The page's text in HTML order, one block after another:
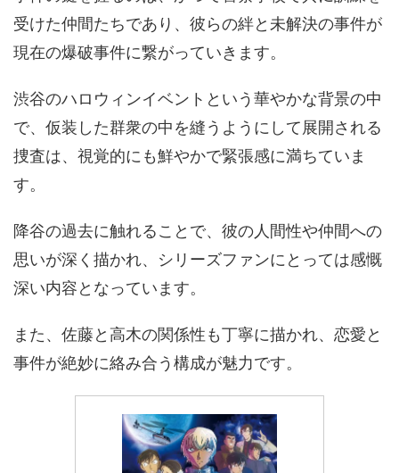
受けた仲間たちであり、彼らの絆と未解決の事件が
現在の爆破事件に繋がっていきます。
渋谷のハロウィンイベントという華やかな背景の中
で、仮装した群衆の中を縫うようにして展開される
捜査は、視覚的にも鮮やかで緊張感に満ちていま
す。
降谷の過去に触れることで、彼の人間性や仲間への
思いが深く描かれ、シリーズファンにとっては感慨
深い内容となっています。
また、佐藤と高木の関係性も丁寧に描かれ、恋愛と
事件が絶妙に絡み合う構成が魅力です。